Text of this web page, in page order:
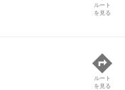
ルート
を見る
ルート
を見る